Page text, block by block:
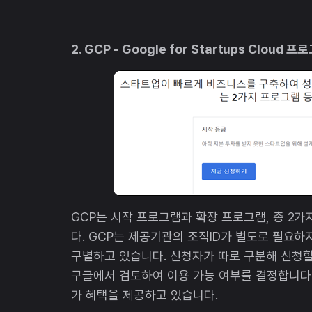
2. GCP - Google for Startups Cloud 프로
GCP는 시작 프로그램과 확장 프로그램, 총 2
다. GCP는 제공기관의 조직ID가 별도로 필요
구별하고 있습니다. 신청자가 따로 구분해 신청
구글에서 검토하여 이용 가능 여부를 결정합니
가 혜택을 제공하고 있습니다.